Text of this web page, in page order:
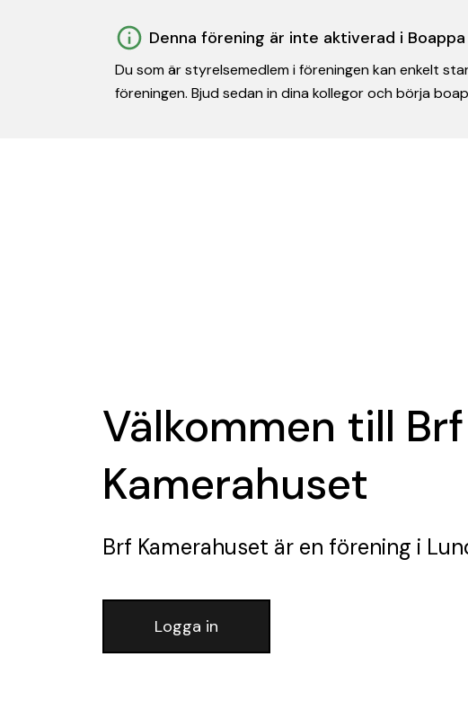
Denna förening är inte aktiverad i Boappa
Du som är styrelsemedlem i föreningen kan enkelt
föreningen. Bjud sedan in dina kollegor och börja
Välkommen till Brf
Kamerahuset
Brf Kamerahuset är en förening i
Logga in